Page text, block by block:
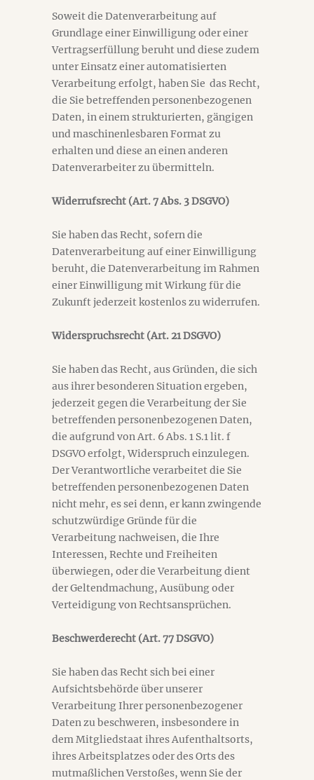
Soweit die Datenverarbeitung auf
Grundlage einer Einwilligung oder einer
Vertragserfüllung beruht und diese zudem
unter Einsatz einer automatisierten
Verarbeitung erfolgt, haben Sie das Recht,
die Sie betreffenden personenbezogenen
Daten, in einem strukturierten, gängigen
und maschinenlesbaren Format zu
erhalten und diese an einen anderen
Datenverarbeiter zu übermitteln.
Widerrufsrecht (Art. 7 Abs. 3 DSGVO)
Sie haben das Recht, sofern die
Datenverarbeitung auf einer Einwilligung
beruht, die Datenverarbeitung im Rahmen
einer Einwilligung mit Wirkung für die
Zukunft jederzeit kostenlos zu widerrufen.
Widerspruchsrecht (Art. 21 DSGVO)
Sie haben das Recht, aus Gründen, die sich
aus ihrer besonderen Situation ergeben,
jederzeit gegen die Verarbeitung der Sie
betreffenden personenbezogenen Daten,
die aufgrund von Art. 6 Abs. 1 S.1 lit. f
DSGVO erfolgt, Widerspruch einzulegen.
Der Verantwortliche verarbeitet die Sie
betreffenden personenbezogenen Daten
nicht mehr, es sei denn, er kann zwingende
schutzwürdige Gründe für die
Verarbeitung nachweisen, die Ihre
Interessen, Rechte und Freiheiten
überwiegen, oder die Verarbeitung dient
der Geltendmachung, Ausübung oder
Verteidigung von Rechtsansprüchen.
Beschwerderecht (Art. 77 DSGVO)
Sie haben das Recht sich bei einer
Aufsichtsbehörde über unserer
Verarbeitung Ihrer personenbezogener
Daten zu beschweren, insbesondere in
dem Mitgliedstaat ihres Aufenthaltsorts,
ihres Arbeitsplatzes oder des Orts des
mutmaßlichen Verstoßes, wenn Sie der